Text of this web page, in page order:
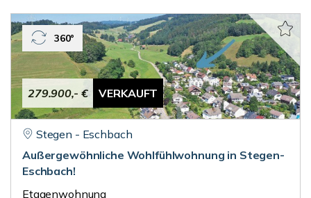
279.900,- € VERKAUFT
360°
Stegen - Eschbach
Außergewöhnliche Wohlfühlwohnung in Stegen-
Eschbach!
Etagenwohnung